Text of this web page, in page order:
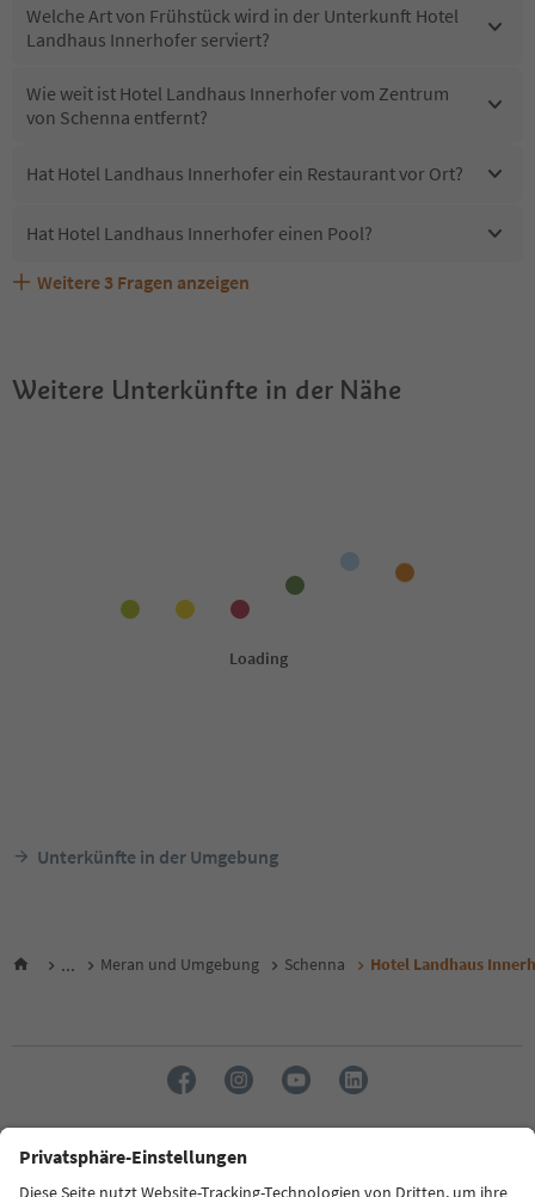
Welche Art von Frühstück wird in der Unterkunft Hotel
Landhaus Innerhofer serviert?
Wie weit ist Hotel Landhaus Innerhofer vom Zentrum
von Schenna entfernt?
Hat Hotel Landhaus Innerhofer ein Restaurant vor Ort?
Hat Hotel Landhaus Innerhofer einen Pool?
Sind Haustiere in der Unterkunft Hotel Landhaus
Welche Services bietet Hotel Landhaus Innerhofer?
Erhalten die Gäste von Hotel Landhaus Innerhofer einen
Weitere 3 Fragen anzeigen
Weitere Unterkünfte in der Nähe
Unterkünfte in der Umgebung
... Meran und Umgebung Schenna Hotel Landhaus
Sprache: Deutsch